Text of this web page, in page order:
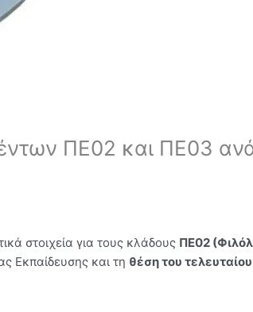
ΠΕ02 και ΠΕ03
στοιχεία για τους κλάδους ΠΕ02
Εκπαίδευσης και τη θέση του τελευταίου